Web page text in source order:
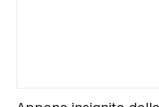
Appena insignito